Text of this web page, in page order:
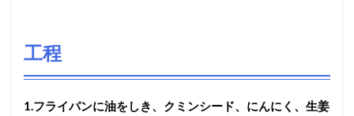
工程
1.フライパンに油をしき、クミンシード、にんにく、生姜